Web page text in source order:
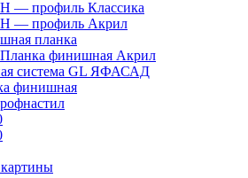
H — профиль Классика
Н — профиль Акрил
планка
Планка финишная Акрил
система GL ЯФАСАД
финишная